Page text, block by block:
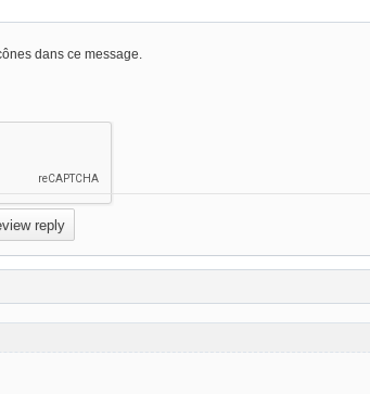
dans ce message.